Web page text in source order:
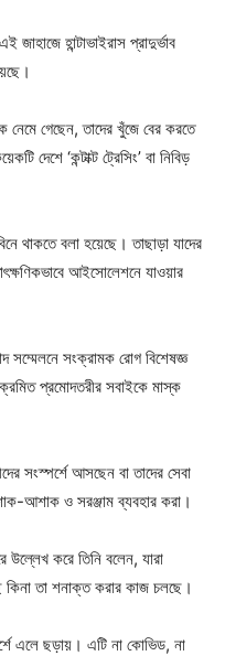
হান্টাভাইরাস প্রাদুর্ভাব
নেমে গেছেন, তাদের খুঁজে বের করতে
দেশে ‘কন্টাক্ট ট্রেসিং’ বা নিবিড়
থাকতে বলা হয়েছে। তাছাড়া যাদের
আইসোলেশনে যাওয়ার
সম্মেলনে সংক্রামক রোগ বিশেষজ্ঞ
প্রমোদতরীর সবাইকে মাস্ক
সংস্পর্শে আসছেন বা তাদের সেবা
আশাক ও সরঞ্জাম ব্যবহার করা।
উল্লেখ করে তিনি বলেন, যারা
কিনা তা শনাক্ত করার কাজ চলছে।
এলে ছড়ায়। এটি না কোভিড, না